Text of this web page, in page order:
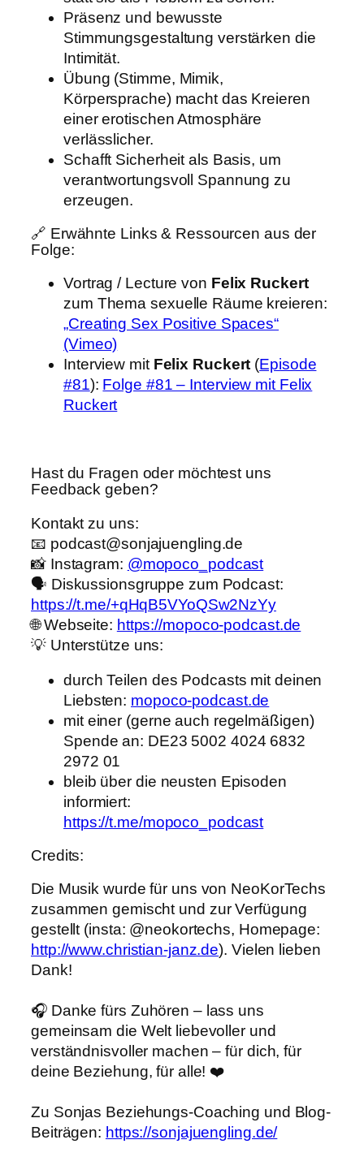
Präsenz und bewusste
Stimmungsgestaltung verstärken die
Intimität.
Übung (Stimme, Mimik,
Körpersprache) macht das Kreieren
einer erotischen Atmosphäre
verlässlicher.
Schafft Sicherheit als Basis, um
verantwortungsvoll Spannung zu
erzeugen.
🔗 Erwähnte Links & Ressourcen aus der
Folge:
Vortrag / Lecture von Felix Ruckert
zum Thema sexuelle Räume kreieren:
„Creating Sex Positive Spaces“
(Vimeo)
Interview mit Felix Ruckert (Episode
#81): Folge #81 – Interview mit Felix
Ruckert
Hast du Fragen oder möchtest uns
Feedback geben?
Kontakt zu uns:
📧 podcast@sonjajuengling.de
📸 Instagram: @mopoco_podcast
🗣️ Diskussionsgruppe zum Podcast:
https://t.me/+qHqB5VYoQSw2NzYy
🌐 Webseite: https://mopoco-podcast.de
💡 Unterstütze uns:
durch Teilen des Podcasts mit deinen
Liebsten: mopoco-podcast.de
mit einer (gerne auch regelmäßigen)
Spende an: DE23 5002 4024 6832
2972 01
bleib über die neusten Episoden
informiert:
https://t.me/mopoco_podcast
Credits:
Die Musik wurde für uns von NeoKorTechs
zusammen gemischt und zur Verfügung
gestellt (insta: @neokortechs, Homepage:
http://www.christian-janz.de). Vielen lieben
Dank!
🎧 Danke fürs Zuhören – lass uns
gemeinsam die Welt liebevoller und
verständnisvoller machen – für dich, für
deine Beziehung, für alle! ❤️
Zu Sonjas Beziehungs-Coaching und Blog-
Beiträgen: https://sonjajuengling.de/